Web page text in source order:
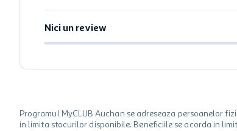
Nici un review
Programul MyCLUB Auchan se adreseaza persoanelor
in limita stocurilor disponibile. Beneficiile se acorda in